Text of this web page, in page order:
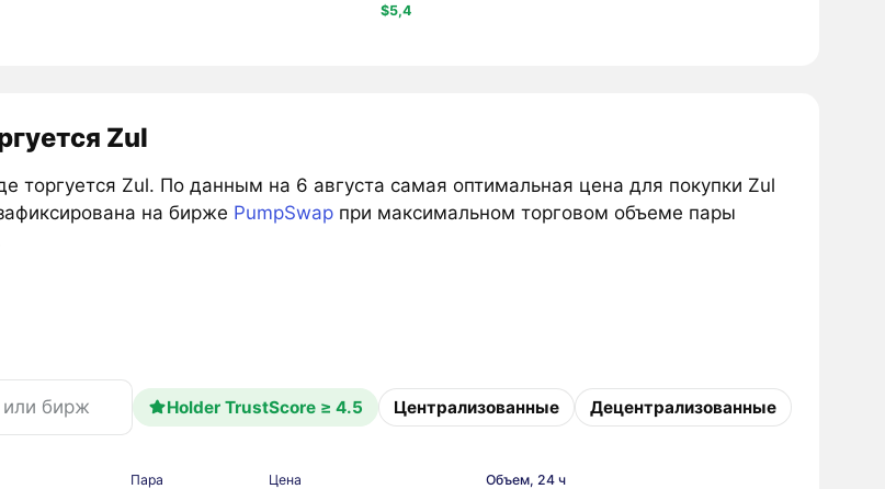
$5,4
Zul
торгуется Zul. По данным на 6 августа самая оптимальная цена для покупки Zul
на бирже PumpSwapпри максимальном торговом объеме пары
Holder TrustScore ≥ 4.5 Централизованные Децентрализованные
Пара Цена Объем, 24 ч